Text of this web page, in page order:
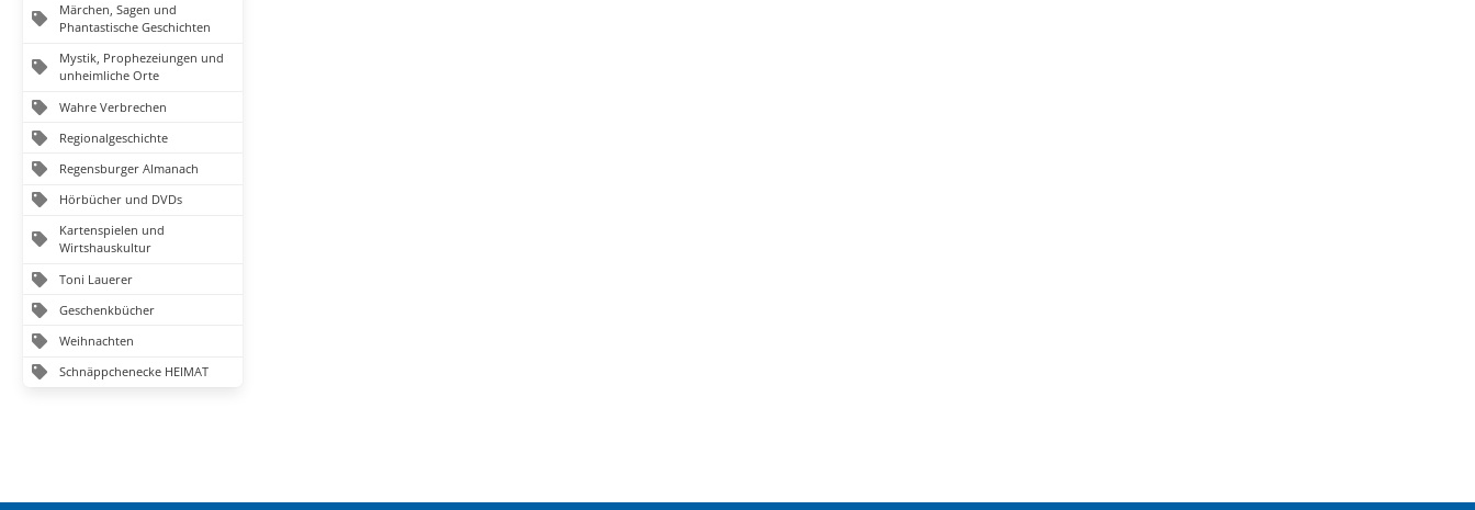
Märchen, Sagen und
Phantastische Geschichten
Mystik, Prophezeiungen und
unheimliche Orte
Wahre Verbrechen
Regionalgeschichte
Regensburger Almanach
Hörbücher und DVDs
Kartenspielen und
Wirtshauskultur
Toni Lauerer
Geschenkbücher
Weihnachten
Schnäppchenecke HEIMAT